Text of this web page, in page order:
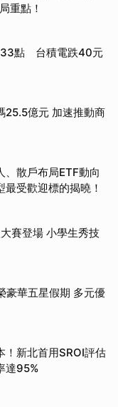
重點！
點 台積電跌40元
25.5億元 加速推動商
、散戶布局ETF動向
受歡迎標的揭曉！
賽登場 小學生秀技
豪華五星假期 多元優
！新北首用SROI評估
達95%